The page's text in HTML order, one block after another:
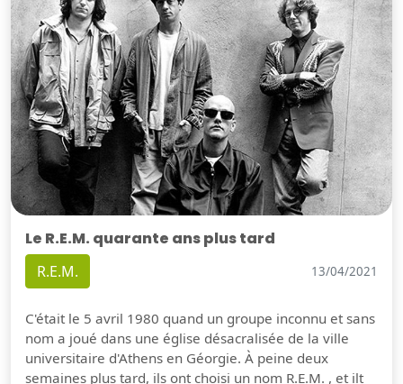
Le R.E.M. quarante ans plus tard
R.E.M. 13/04/2021
C'était le 5 avril 1980 quand un groupe inconnu et sans
nom a joué dans une église désacralisée de la ville
universitaire d'Athens en Géorgie. À peine deux
semaines plus tard, ils ont choisi un nom R.E.M. , et ilt